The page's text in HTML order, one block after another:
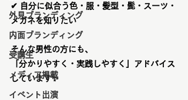
外見ブランディング
内面ブランディング
受講生
メディア掲載
イベント出演
✔ 自分に似合う色・服・髪型・髭・スーツ・
メガネを知りたい
そんな男性の方にも、
「分かりやすく・実践しやすく」アドバイス
しています✨